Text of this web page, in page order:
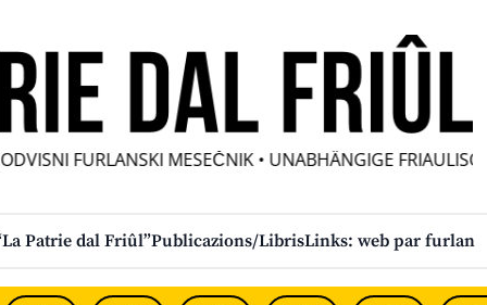
FURLANSKI MESEČNIK • UNABHÄNGIGE
Patrie dal Friûl”Publicazions/LibrisLinks: web par furlan